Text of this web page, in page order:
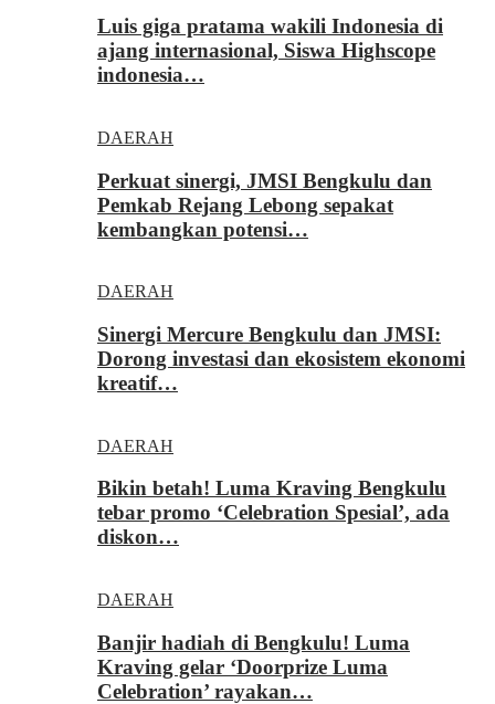
Luis giga pratama wakili Indonesia di
ajang internasional, Siswa Highscope
indonesia…
DAERAH
Perkuat sinergi, JMSI Bengkulu dan
Pemkab Rejang Lebong sepakat
kembangkan potensi…
DAERAH
Sinergi Mercure Bengkulu dan JMSI:
Dorong investasi dan ekosistem ekonomi
kreatif…
DAERAH
Bikin betah! Luma Kraving Bengkulu
tebar promo ‘Celebration Spesial’, ada
diskon…
DAERAH
Banjir hadiah di Bengkulu! Luma
Kraving gelar ‘Doorprize Luma
Celebration’ rayakan…